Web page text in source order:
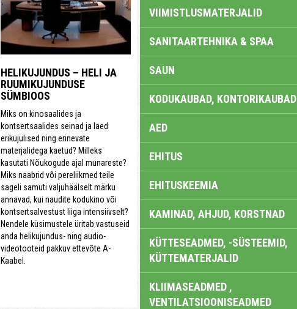
HELIKUJUNDUS – HELI JA
RUUMIKUJUNDUSE
SÜMBIOOS
Miks on kinosaalides ja
kontsertsaalides seinad ja laed
erikujulised ning erinevate
materjalidega kaetud? Milleks
kasutati Nõukogude ajal munareste?
Miks naabrid või pereliikmed teile
sageli samuti valjuhäälselt märku
annavad, kui naudite kodukino või
kontsertsalvestust liiga intensiivselt?
Nendele küsimustele üritab vastuseid
anda helikujundus- ning audio-
videotooteid pakkuv ettevõte A-
Kaabel.
VIIMISTLUSMATERJALID
SANITAARTEHNIKA & SPAA
SAUN
KODUKAUBAD, KONTORIKAUBAD
AED
EHITUS
EHITUSKEEMIA
KAMINAD, AHJUD, KORSTNAD
KÜTTESEADMED, -SÜSTEEMID,
KÜTTEMATERJALID
KLIIMASEADMED ,
VENTILATSIOONISEADMED